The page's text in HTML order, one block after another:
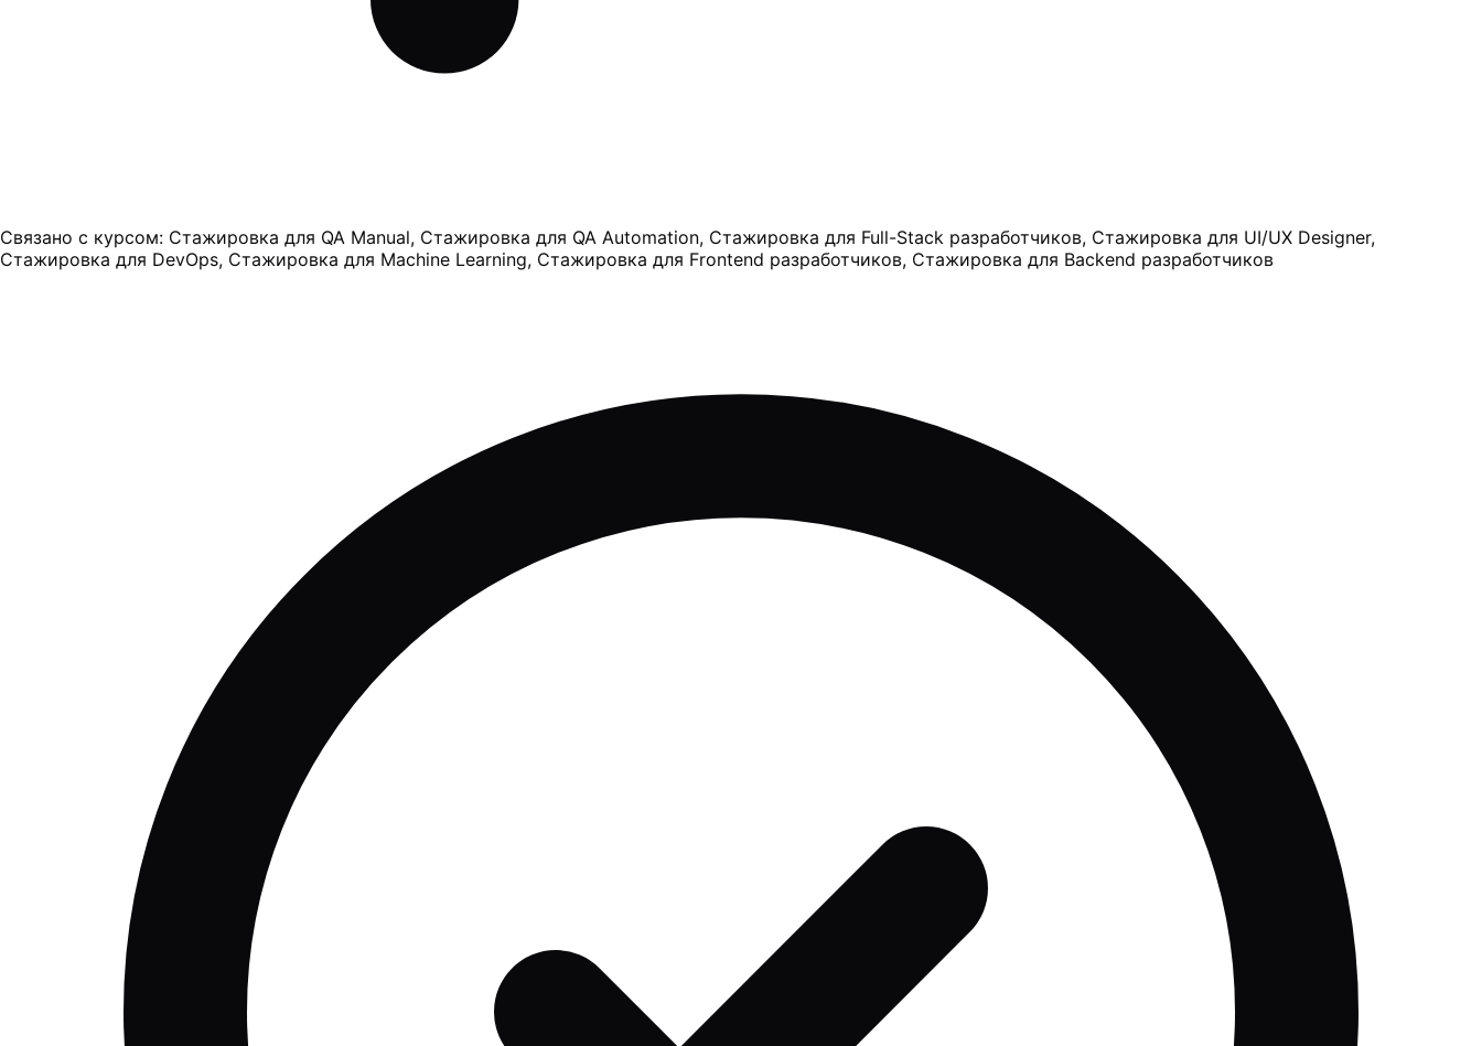
Связано с курсом: Стажировка для QA Manual, Стажировка для QA Automation, Стажировка для Full-Stack pазработчиков, Стажировка для UI/UX Designer,
Стажировка для DevOps, Стажировка для Machine Learning, Стажировка для Frontend разработчиков, Стажировка для Backend разработчиков